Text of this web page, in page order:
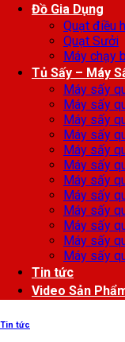
Đồ Gia Dụng
Quạt điều
Quạt Sưởi
Máy chạy
Tủ Sấy – Máy
Máy sấy
Máy sấy
Máy sấy
Máy sấy
Máy sấy
Máy sấy
Máy sấy
Máy sấy
Máy sấy
Máy sấy
Máy sấy
Máy sấy
Tin tức
Video Sản
Tin tức